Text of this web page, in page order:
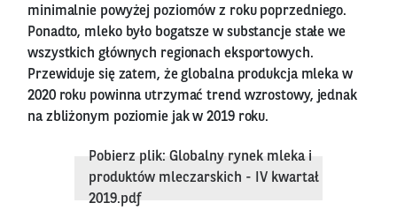
minimalnie powyżej poziomów z roku poprzedniego.
Ponadto, mleko było bogatsze w substancje stałe we
wszystkich głównych regionach eksportowych.
Przewiduje się zatem, że globalna produkcja mleka w
2020 roku powinna utrzymać trend wzrostowy, jednak
na zbliżonym poziomie jak w 2019 roku.
Pobierz plik: Globalny rynek mleka i
produktów mleczarskich - IV kwartał
2019.pdf